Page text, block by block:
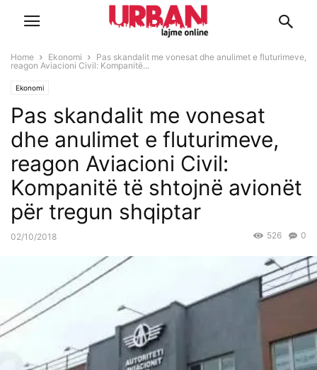
Home Ekonomi
Pas skandalit me vonesat dhe anulimet e fluturimeve,
reagon Aviacioni Civil: Kompanitë...
Ekonomi
Pas skandalit me vonesat
dhe anulimet e fluturimeve,
reagon Aviacioni Civil:
Kompanitë të shtojnë avionët
për tregun shqiptar
02/10/2018 0
526